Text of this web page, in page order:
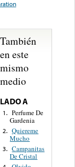
También
en este
mismo
medio
LADO A
1. Perfume De
Gardenia
2. Quiereme
Mucho
3. Campanitas
De Cristal